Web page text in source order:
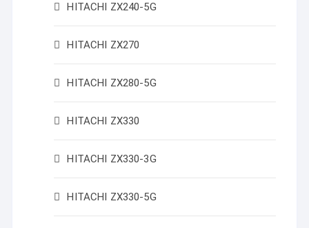
HITACHI ZX240-5G
HITACHI ZX270
HITACHI ZX280-5G
HITACHI ZX330
HITACHI ZX330-3G
HITACHI ZX330-5G